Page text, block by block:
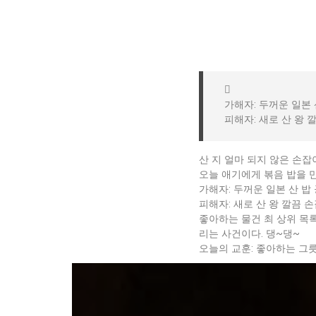
가해자: 두꺼운 일본
피해자: 새로 산 왕
산 지 얼마 되지 않은 손잡
오늘 애기에게 볶음 밥을
가해자: 두꺼운 일본 산 밥
피해자: 새로 산 왕 깔끔
좋아하는 물건 최 상위 목
리는 사건이다. 댕~댕~
오늘의 교훈: 좋아하는 그